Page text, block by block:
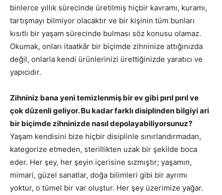
binlerce yıllık sürecinde üretilmiş hiçbir kavramı, kuramı,
tartışmayı bilmiyor olacaktır ve bir kişinin tüm bunları
kısıtlı bir yaşam sürecinde bulması söz konusu olamaz.
Okumak, onları itaatkâr bir biçimde zihninize attığınızda
değil, onlarla kendi ürünlerinizi ürettiğinizde yaratıcı ve
yapıcıdır.
Zihniniz bana yeni temizlenmiş bir ev gibi pırıl pırıl ve
çok düzenli geliyor. Bu kadar farklı disiplinden bilgiyi ari
bir biçimde zihninizde nasıl depolayabiliyorsunuz?
Yaşam kendisini bize hiçbir disiplinle sınırlandırmadan,
kategorize etmeden, sterillikten uzak bir şekilde boca
eder. Her şey, her şeyin içerisine sızmıştır; yaşamın,
mimari, güzel sanatlar, doğa bilimleri gibi bir ayrımı
yoktur, o tümel bir var oluştur. Her şey üzerimize yağar.